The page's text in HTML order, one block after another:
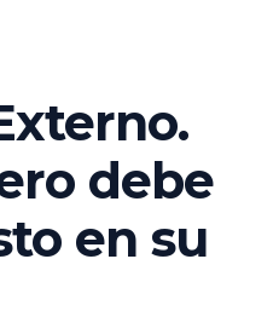
debe
en su